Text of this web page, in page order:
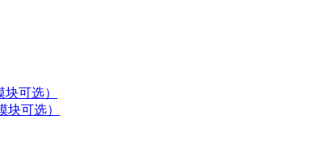
可选）
可选）